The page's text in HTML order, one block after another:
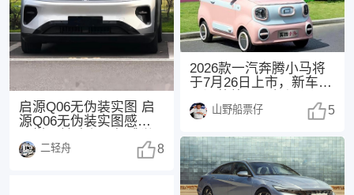
启源Q06无伪装实图 启
源Q06无伪装实图感觉怎
都不错，挺耐
二轻舟 8
2026款一汽奔腾小马将
于7月26日上市，新车主
置。 参考现款
山野船票仔 5